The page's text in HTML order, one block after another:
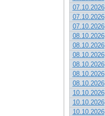
07.10.2026
07.10.2026
07.10.2026
08.10.2026
08.10.2026
08.10.2026
08.10.2026
08.10.2026
08.10.2026
10.10.2026
10.10.2026
10.10.2026